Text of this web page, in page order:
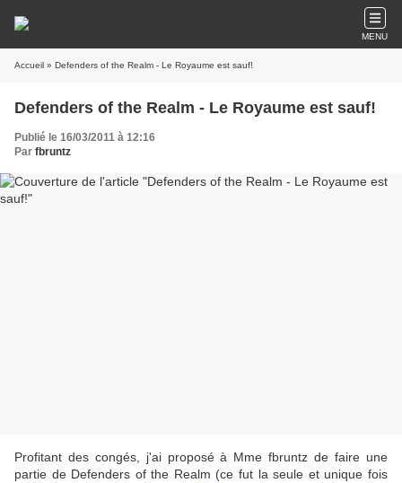
MENU
Accueil » Defenders of the Realm - Le Royaume est sauf!
Defenders of the Realm - Le Royaume est sauf!
Publié le 16/03/2011 à 12:16
Par fbruntz
Profitant des congés, j'ai proposé à Mme fbruntz de faire une
partie de Defenders of the Realm (ce fut la seule et unique fois